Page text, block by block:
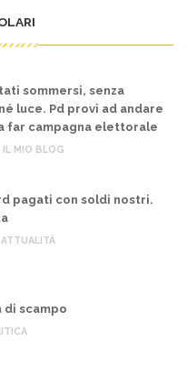
sommersi, senza
luce. Pd provi ad andare
far campagna elettorale
MIO BLOG
pagati con soldi nostri.
di scampo